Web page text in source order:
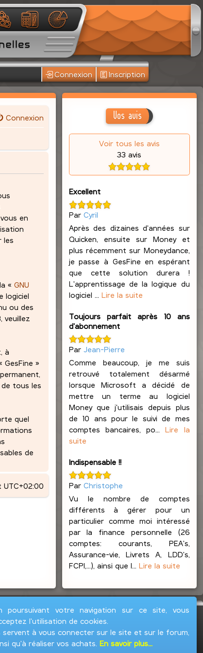
Connexion Inscription
Connexion
en
les
«GNU
logiciel
ou des
veuillez
à
»
tous les
quel
de
UTC+02:00
Vos avis
Voir tous les avis
33 avis
Excellent
Par Cyril
Après des dizaines d'années sur
Quicken, ensuite sur Money et
plus récemment sur Moneydance,
je passe à GesFine en espérant
que cette solution durera !
L'apprentissage de la logique du
logiciel ... Lire la suite
Toujours parfait après 10 ans
d'abonnement
Par Jean-Pierre
Comme beaucoup, je me suis
retrouvé totalement désarmé
lorsque Microsoft a décidé de
mettre un terme au logiciel
Money que j'utilisais depuis plus
de 10 ans pour le suivi de mes
comptes bancaires, po...Lire la
suite
Indispensable !!
Par Christophe
Vu le nombre de comptes
différents à gérer pour un
particulier comme moi intéressé
par la finance personnelle (26
comptes: courants, PEA's,
Assurance-vie, Livrets A, LDD's,
FCPI,...), ainsi que l... Lire la suite
poursuivant votre navigation sur ce site, vous
l'utilisation de cookies.
servent à vous connecter sur le site et sur le forum,
qu'à réaliser vos achats. En savoir plus...